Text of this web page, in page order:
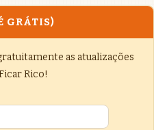
GRÁTIS)
as atualizações
Rico!